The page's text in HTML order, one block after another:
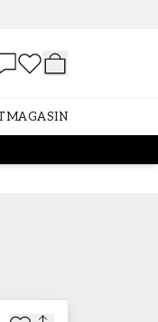
MAGASIN